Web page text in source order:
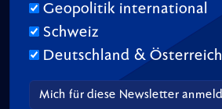
Geopolitik international
Schweiz
Deutschland & Österreich